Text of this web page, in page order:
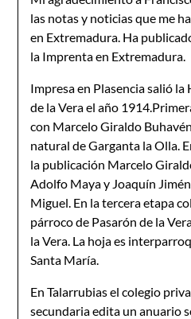
las notas y noticias que me
en Extremadura. Ha
la Imprenta en Extremadura.
Impresa en Plasencia salió
de la Vera el año
con Marcelo Giraldo
natural de Garganta la Olla.
la publicación Marcelo
Adolfo Maya y Joaquín
Miguel. En la tercera etapa
párroco de Pasarón de la
la Vera. La hoja es
Santa María.
En Talarrubias el colegio
secundaria edita un anuario